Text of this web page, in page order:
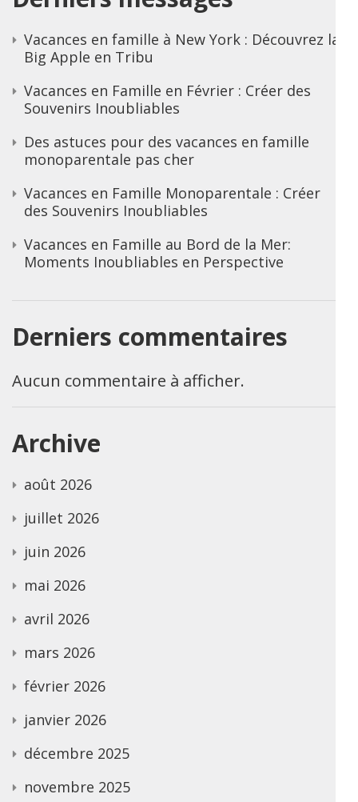
Vacances en famille à New York : Découvrez la
Big Apple en Tribu
Vacances en Famille en Février : Créer des
Souvenirs Inoubliables
Des astuces pour des vacances en famille
monoparentale pas cher
Vacances en Famille Monoparentale : Créer
des Souvenirs Inoubliables
Vacances en Famille au Bord de la Mer:
Moments Inoubliables en Perspective
Derniers commentaires
Aucun commentaire à afficher.
Archive
août 2026
juillet 2026
juin 2026
mai 2026
avril 2026
mars 2026
février 2026
janvier 2026
décembre 2025
novembre 2025